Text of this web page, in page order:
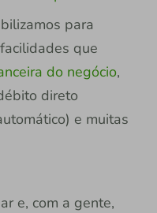
para
que
do negócio,
direto
e muitas
e, com a gente,